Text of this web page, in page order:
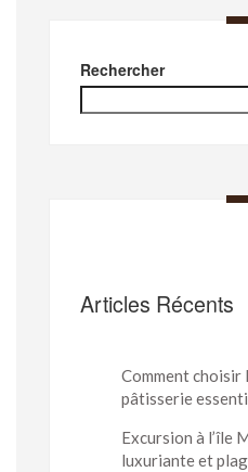
Rechercher
Articles Récents
Comment choisir
pâtisserie
Excursion à l’île
luxuriante et